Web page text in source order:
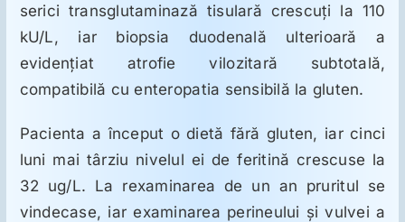
serici transglutaminază tisulară crescuţi la 110
kU/L, iar biopsia duodenală ulterioară a
evidenţiat atrofie vilozitară subtotală,
compatibilă cu enteropatia sensibilă la gluten.
Pacienta a început o dietă fără gluten, iar cinci
luni mai târziu nivelul ei de feritină crescuse la
32 ug/L. La rexaminarea de un an pruritul se
vindecase, iar examinarea perineului şi vulvei a